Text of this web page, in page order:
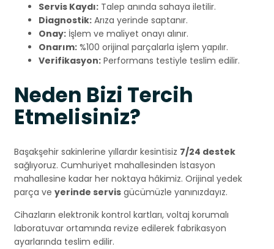
Servis Kaydı: Talep anında sahaya iletilir.
Diagnostik: Arıza yerinde saptanır.
Onay: İşlem ve maliyet onayı alınır.
Onarım: %100 orijinal parçalarla işlem yapılır.
Verifikasyon: Performans testiyle teslim edilir.
Neden Bizi Tercih
Etmelisiniz?
Başakşehir sakinlerine yıllardır kesintisiz 7/24 destek
sağlıyoruz. Cumhuriyet mahallesinden İstasyon
mahallesine kadar her noktaya hâkimiz. Orijinal yedek
parça ve yerinde servis gücümüzle yanınızdayız.
Cihazların elektronik kontrol kartları, voltaj korumalı
laboratuvar ortamında revize edilerek fabrikasyon
ayarlarında teslim edilir.